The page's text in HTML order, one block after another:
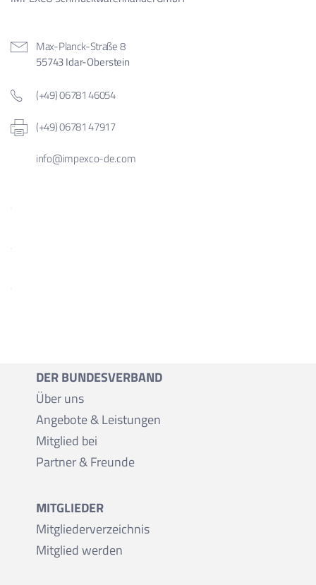
Max-Planck-Straße 8
55743 Idar-Oberstein
(+49) 06781 46054
(+49) 06781 47917
info@impexco-de.com
DER BUNDESVERBAND
Über uns
Angebote & Leistungen
Mitglied bei
Partner & Freunde
MITGLIEDER
Mitgliederverzeichnis
Mitglied werden